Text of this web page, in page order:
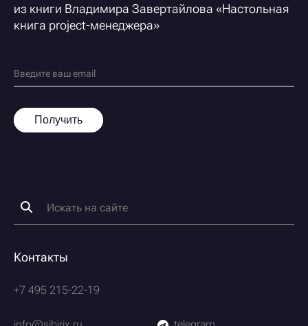
из книги Владимира Завертайлова «Настольная
книга project-менеджера»
Получить
Контакты
+7 495 215-22-19